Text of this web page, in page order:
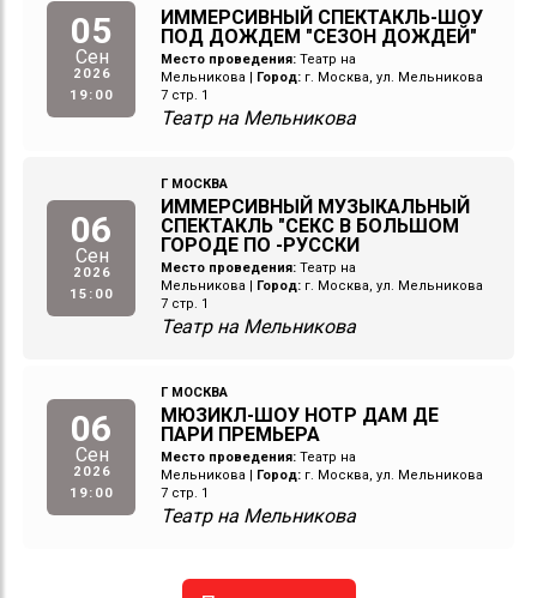
05
Сен
2026
19:00
ИММЕРСИВНЫЙ СПЕКТАКЛЬ-ШОУ
ПОД ДОЖДЕМ "СЕЗОН ДОЖДЕЙ"
Место проведения: Театр на
Мельникова | Город: г. Москва, ул. Мельникова
7 стр. 1
Театр на Мельникова
06
Сен
2026
15:00
Г МОСКВА
ИММЕРСИВНЫЙ МУЗЫКАЛЬНЫЙ
СПЕКТАКЛЬ "СЕКС В БОЛЬШОМ
ГОРОДЕ ПО -РУССКИ
Место проведения: Театр на
Мельникова | Город: г. Москва, ул. Мельникова
7 стр. 1
Театр на Мельникова
06
Сен
2026
19:00
Г МОСКВА
МЮЗИКЛ-ШОУ НОТР ДАМ ДЕ
ПАРИ ПРЕМЬЕРА
Место проведения: Театр на
Мельникова | Город: г. Москва, ул. Мельникова
7 стр. 1
Театр на Мельникова